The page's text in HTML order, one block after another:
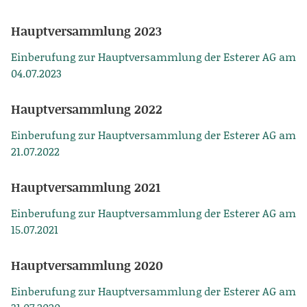
Hauptversammlung 2023
Einberufung zur Hauptversammlung der Esterer AG am
04.07.2023
Hauptversammlung 2022
Einberufung zur Hauptversammlung der Esterer AG am
21.07.2022
Hauptversammlung 2021
Einberufung zur Hauptversammlung der Esterer AG am
15.07.2021
Hauptversammlung 2020
Einberufung zur Hauptversammlung der Esterer AG am